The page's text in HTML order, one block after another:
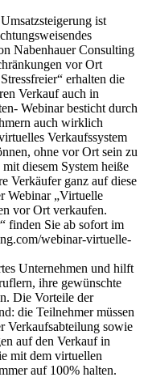
ist
Nabenhauer Consulting
vor Ort
erhalten die
Verkauf auch in
Webinar besticht durch
auch wirklich
Verkaufssystem
ohne vor Ort sein zu
diesem System heiße
Verkäufer ganz auf diese
Webinar „Virtuelle
vor Ort verkaufen.
finden Sie ab sofort im
webinar-virtuelle-
Unternehmen und hilft
ihre gewünschte
Die Vorteile der
die Teilnehmer müssen
Verkaufsabteilung sowie
auf den Verkauf in
mit dem virtuellen
auf 100% halten.